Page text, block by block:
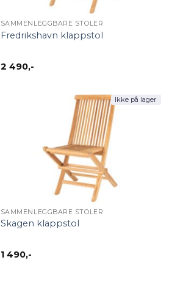
SAMMENLEGGBARE STOLER
Fredrikshavn klappstol
2 490,-
Ikke på lager
SAMMENLEGGBARE STOLER
Skagen klappstol
1 490,-